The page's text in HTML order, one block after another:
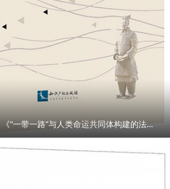
研究成果｜王瀚主编：《“一带一路”与人类命运共同体构建的法律与实践》